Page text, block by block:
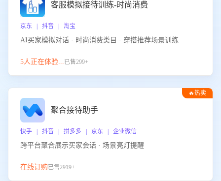
客服模拟接待训练-时尚消费
京东 | 抖音 | 淘宝
AI买家模拟对话 · 时尚消费类目 · 穿搭推荐场景训练
5人正在体验...已售299+
🔥热卖
聚合接待助手
快手 | 抖音 | 拼多多 | 京东 | 企业微信
跨平台聚合展示买家会话 · 场景亮灯提醒
在线订购已售2919+